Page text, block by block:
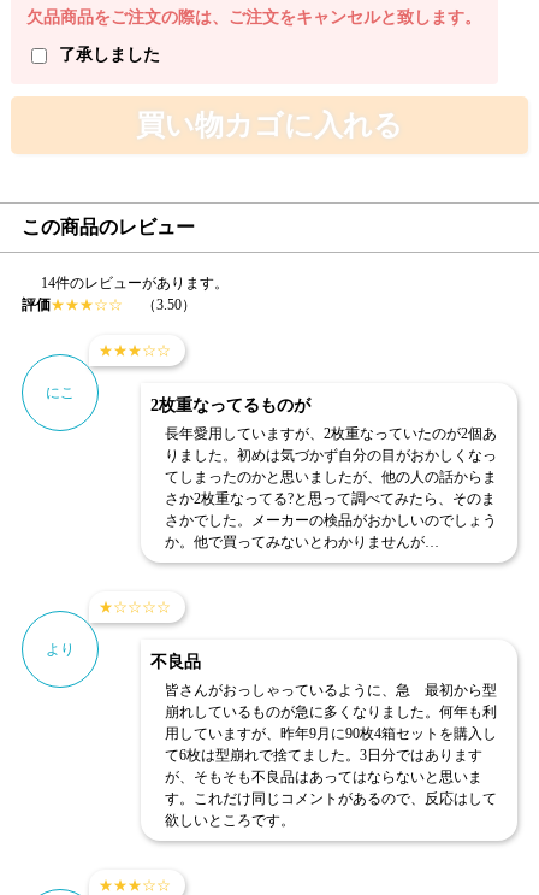
欠品商品をご注文の際は、ご注文をキャンセルと致します。
了承しました
買い物カゴに入れる
この商品のレビュー
14件のレビューがあります。
評価★★★☆☆ （3.50）
★★★☆☆
にこ
2枚重なってるものが
長年愛用していますが、2枚重なっていたのが2個あ
りました。初めは気づかず自分の目がおかしくなっ
てしまったのかと思いましたが、他の人の話からま
さか2枚重なってる?と思って調べてみたら、そのま
さかでした。メーカーの検品がおかしいのでしょう
か。他で買ってみないとわかりませんが…
★☆☆☆☆
より
不良品
皆さんがおっしゃっているように、急 最初から型
崩れしているものが急に多くなりました。何年も利
用していますが、昨年9月に90枚4箱セットを購入し
て6枚は型崩れで捨てました。3日分ではあります
が、そもそも不良品はあってはならないと思いま
す。これだけ同じコメントがあるので、反応はして
欲しいところです。
★★★☆☆